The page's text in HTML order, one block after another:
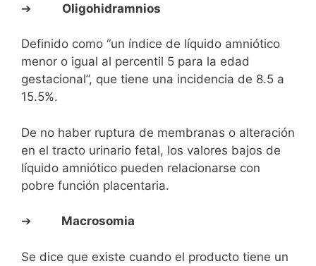
➔ Oligohidramnios
Definido como “un índice de líquido amniótico
menor o igual al percentil 5 para la edad
gestacional”, que tiene una incidencia de 8.5 a
15.5%.
De no haber ruptura de membranas o alteración
en el tracto urinario fetal, los valores bajos de
líquido amniótico pueden relacionarse con
pobre función placentaria.
➔ Macrosomia
Se dice que existe cuando el producto tiene un